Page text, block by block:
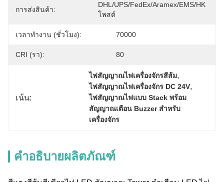
การส่งสินค้า:
DHL/UPS/FedEx/Aramex/EMS/HK
โพสต์
เวลาทำงาน (ชั่วโมง): 70000
CRI (รา): 80
เน้น:
ไฟสัญญาณไฟเครื่องจักรสีส้ม,
ไฟสัญญาณไฟเครื่องจักร DC 24V,
ไฟสัญญาณไฟแบบ Stack พร้อม
สัญญาณเตือน Buzzer สำหรับ
เครื่องจักร
คำอธิบายผลิตภัณฑ์